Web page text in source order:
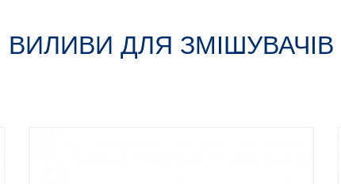
ВИЛИВИ ДЛЯ ЗМІШУВАЧІВ